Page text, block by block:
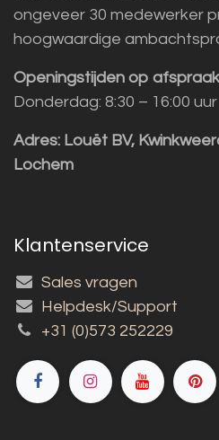
ongeveer 30 medewerker
hoogwaardige
Openingstijden op
Donderdag: 8:30 – 16:00 uur
Adres: Louët BV,
Lochem
Klantenservice
Sales vragen
Helpdesk/Support
+31 (0)573 252229